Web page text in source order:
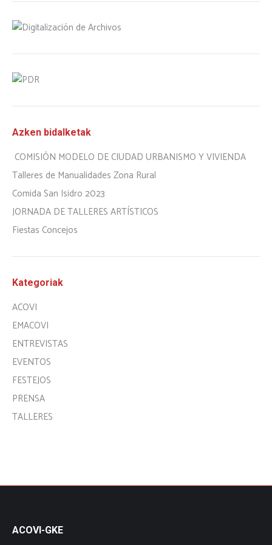
Azken bidalketak
COMISIÓN MODELO DE CIUDAD URBANISMO Y VIVIENDA
Talleres de Manualidades Zona Rural
Comida San Isidro 2023
JORNADA DE TALLERES ARTÍSTICOS
Fiestas Concejos
Kategoriak
ACOVI
EMACOVI
ENTREVISTAS
EVENTOS
FESTEJOS
PRENSA
TALLERES
ACOVI-GKE